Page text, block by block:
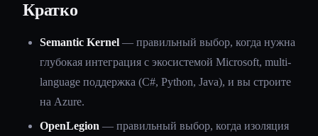
Кратко
Semantic Kernel — правильный выбор, когда нужна
глубокая интеграция с экосистемой Microsoft, multi-
language поддержка (C#, Python, Java), и вы строите
на Azure.
OpenLegion — правильный выбор, когда изоляция